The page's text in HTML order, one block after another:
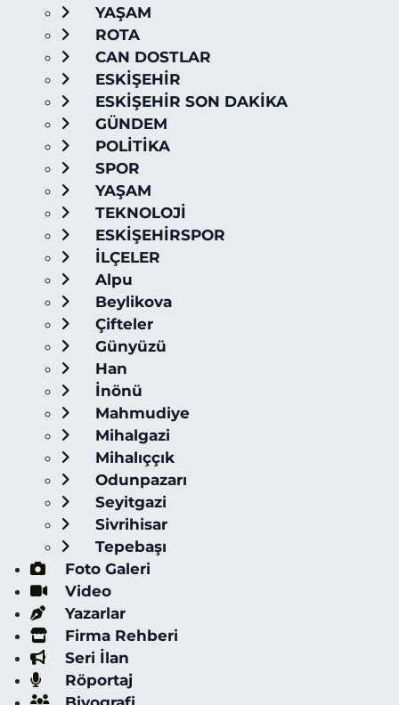
YAŞAM
ROTA
CAN DOSTLAR
ESKİŞEHİR
ESKİŞEHİR SON DAKİKA
GÜNDEM
POLİTİKA
SPOR
YAŞAM
TEKNOLOJİ
ESKİŞEHİRSPOR
İLÇELER
Alpu
Beylikova
Çifteler
Günyüzü
Han
İnönü
Mahmudiye
Mihalgazi
Mihalıççık
Odunpazarı
Seyitgazi
Sivrihisar
Tepebaşı
Foto Galeri
Video
Yazarlar
Firma Rehberi
Seri İlan
Röportaj